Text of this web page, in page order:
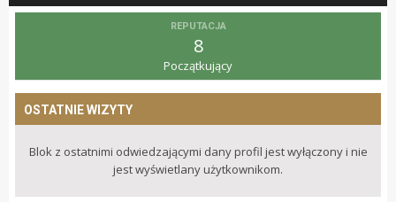
REPUTACJA
8
Początkujący
OSTATNIE WIZYTY
Blok z ostatnimi odwiedzającymi dany profil jest wyłączony i nie
jest wyświetlany użytkownikom.